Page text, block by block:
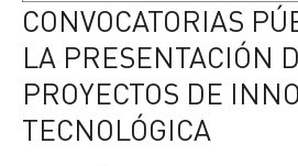
CONVOCATORIAS PÚBLICAS PARA
LA PRESENTACIÓN
PROYECTOS DE
TECNOLÓGICA